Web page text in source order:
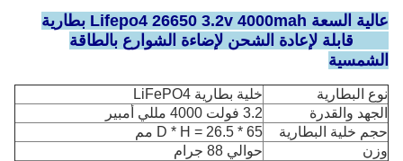
عالية السعة Lifepo4 26650 3.2v 4000mah بطارية
LFP قابلة لإعادة الشحن لإضاءة الشوارع بالطاقة
الشمسية
نوع البطارية
خلية بطارية LiFePO4
الجهد والقدرة
3.2 فولت 4000 مللي أمبير
حجم خلية البطارية
D * H = 26.5 * 65 مم
وزن
حوالي 88 جرام